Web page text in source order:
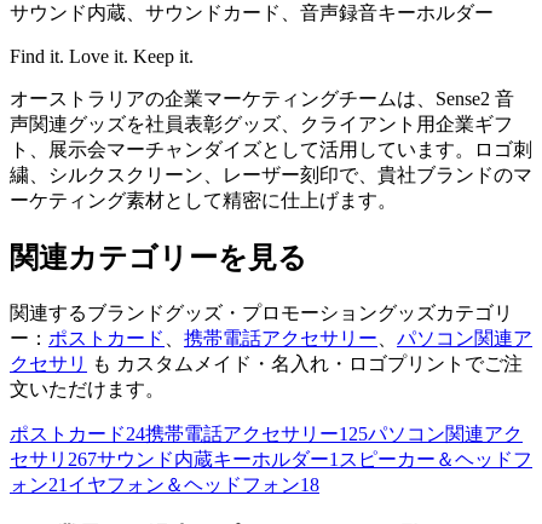
サウンド内蔵、サウンドカード、音声録音キーホルダー
Find it. Love it. Keep it.
オーストラリアの企業マーケティングチームは、Sense2 音
声関連グッズを社員表彰グッズ、クライアント用企業ギフ
ト、展示会マーチャンダイズとして活用しています。ロゴ刺
繍、シルクスクリーン、レーザー刻印で、貴社ブランドのマ
ーケティング素材として精密に仕上げます。
関連カテゴリーを見る
関連するブランドグッズ・プロモーショングッズカテゴリ
ー： ポストカード 携帯電話アクセサリー
パソコン関連ア
クセサリ
も カスタムメイド・名入れ・ロゴプリントでご注
文いただけます。
ポストカード24携帯電話アクセサリー125パソコン関連アク
セサリ 267サウンド内蔵キーホルダー1 スピーカー＆ヘッドフ
ォン21 イヤフォン＆ヘッドフォン18